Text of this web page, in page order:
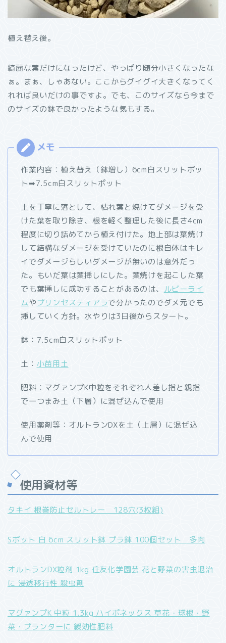
植え替え後。
綺麗な葉だけになったけど、やっぱり随分小さくなったな
ぁ。まぁ、しゃあない。ここからグイグイ大きくなってく
れれば良いだけの事ですよ。でも、このサイズなら今まで
のサイズの鉢で良かったような気もする。
作業内容：植え替え（鉢増し）6cm白スリットポッ
ト➡7.5cm白スリットポット
土を丁寧に落として、枯れ葉と焼けてダメージを受
けた葉を取り除き、根を軽く整理した後に長さ4cm
程度に切り詰めてから植え付けた。地上部は葉焼け
して結構なダメージを受けていたのに根自体はキレ
イでダメージらしいダメージが無いのは意外だっ
た。もいだ葉は葉挿しにした。葉焼けを起こした葉
でも葉挿しに成功することがあるのは、 ルビーライ
ムやプリンセスティアラで分かったのでダメ元でも
挿していく方針。水やりは3日後からスタート。
鉢：7.5cm白スリットポット
土： 小苗用土
肥料：マグァンプK中粒をそれぞれ人差し指と親指
で一つまみ土（下層）に混ぜ込んで使用
使用薬剤等：オルトランDXを土（上層）に混ぜ込
んで使用
使用資材等
タキイ 根巻防止セルトレー 128穴(3枚組)
Sポット 白 6cm スリット鉢 プラ鉢 100個セット 多肉
オルトランDX粒剤 1kg 住友化学園芸 花と野菜の害虫退治
に 浸透移行性 殺虫剤
マグァンプK 中粒 1.3kg ハイポネックス 草花・球根・野
菜・プランターに 緩効性肥料